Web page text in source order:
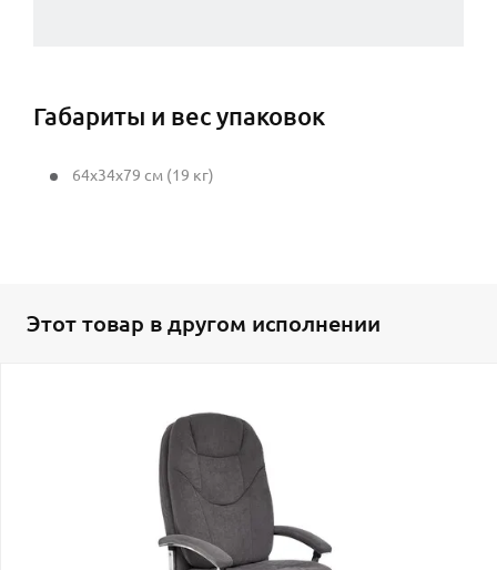
Габариты и вес упаковок
64x34x79 см (19 кг)
Этот товар в другом исполнении